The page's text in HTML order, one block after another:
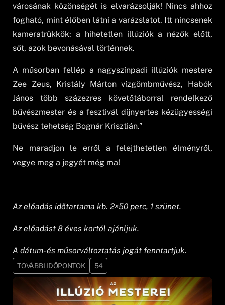
városának közönségét is elvarázsolják! Nincs ahhoz
fogható, mint élőben látni a varázslatot. Itt nincsenek
kameratrükkök: a hihetetlen illúziók a nézők előtt,
sőt, azok bevonásával történnek.
A műsorban fellép a nagyszínpadi illúziók mestere
Zee Zeus, Kristály Márton vízgömbművész, Habók
János több százezres követőtáborral rendelkező
bűvészmester és a fesztivál díjnyertes kézügyességi
bűvész tehetség Bognár Krisztián.”
Ne maradjon le erről a felejthetetlen élményről,
vegye meg a jegyét még ma!
Az előadás időtartama kb. 2×50 perc, 1 szünet.
Az előadást 8 éves kortól ajánljuk.
A dátum- és műsorváltoztatás jogát fenntartjuk.
TOVÁBBI IDŐPONTOK 54